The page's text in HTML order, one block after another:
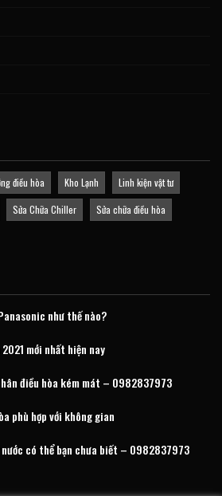
điều hòa Kho Lạnh
Linh kiện vật tư
Sửa Chữa Chiller
Sửa chữa điều hòa
như thế nào?
mới nhất hiện nay
điều hòa kém mát – 0982837973
phù hợp với không gian
nước có thể bạn chưa biết – 0982837973